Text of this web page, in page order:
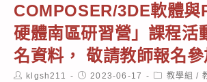
COMPOSER/3DE軟體與
硬體南區研習營」課程活
名資料， 敬請教師報名參
Postklgsh211
Post2023-06-17
Post教學組 /